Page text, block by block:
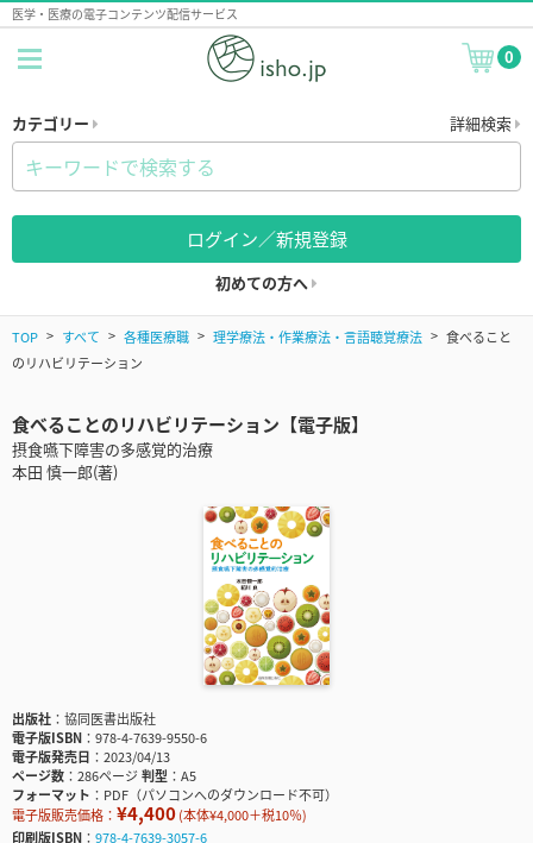
医学・医療の電子コンテンツ配信サービス
0
カテゴリー 詳細検索
ログイン／新規登録
初めての方へ
TOP すべて 各種医療職 理学療法・作業療法・言語聴覚療法
食べること
のリハビリテーション
食べることのリハビリテーション【電子版】
摂食嚥下障害の多感覚的治療
本田 慎一郎(著)
出版社
協同医書出版社
電子版ISBN
978-4-7639-9550-6
電子版発売日
2023/04/13
ページ数
286ページ判型
A5
フォーマット
PDF（パソコンへのダウンロード不可）
電子版販売価格： ¥4,400(本体¥4,000＋税10％)
印刷版ISBN
978-4-7639-3057-6